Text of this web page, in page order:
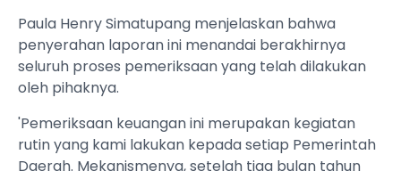
Paula Henry Simatupang menjelaskan bahwa
penyerahan laporan ini menandai berakhirnya
seluruh proses pemeriksaan yang telah dilakukan
oleh pihaknya.
'Pemeriksaan keuangan ini merupakan kegiatan
rutin yang kami lakukan kepada setiap Pemerintah
Daerah. Mekanismenya, setelah tiga bulan tahun